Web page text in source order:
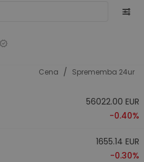
Cena / Sprememba 24ur
56022.00 EUR
-0.40%
1655.14 EUR
-0.30%